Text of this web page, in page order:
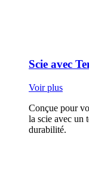
Scie avec
Voir plus
Conçue pour
la scie avec un
durabilité.